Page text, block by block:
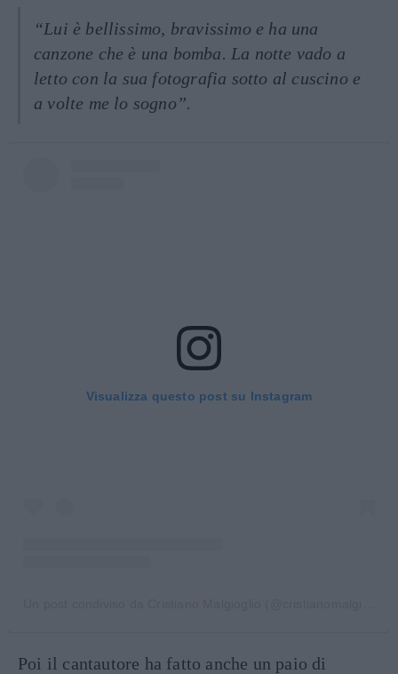
“Lui è bellissimo, bravissimo e ha una
canzone che è una bomba. La notte vado a
letto con la sua fotografia sotto al cuscino e
a volte me lo sogno”.
Visualizza questo post su Instagram
Poi il cantautore ha fatto anche un paio di